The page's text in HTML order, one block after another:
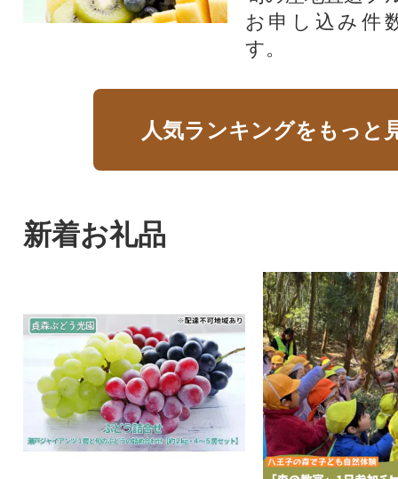
お申し込み件
す。
人気ランキングをもっと
新着お礼品